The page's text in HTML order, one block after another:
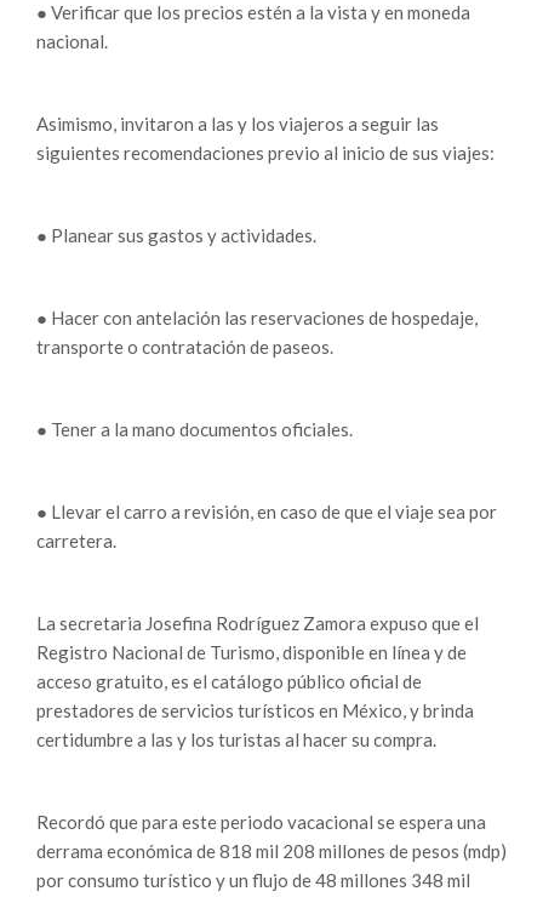
● Verificar que los precios estén a la vista y en moneda
nacional.
Asimismo, invitaron a las y los viajeros a seguir las
siguientes recomendaciones previo al inicio de sus viajes:
● Planear sus gastos y actividades.
● Hacer con antelación las reservaciones de hospedaje,
transporte o contratación de paseos.
● Tener a la mano documentos oficiales.
● Llevar el carro a revisión, en caso de que el viaje sea por
carretera.
La secretaria Josefina Rodríguez Zamora expuso que el
Registro Nacional de Turismo, disponible en línea y de
acceso gratuito, es el catálogo público oficial de
prestadores de servicios turísticos en México, y brinda
certidumbre a las y los turistas al hacer su compra.
Recordó que para este periodo vacacional se espera una
derrama económica de 818 mil 208 millones de pesos (mdp)
por consumo turístico y un flujo de 48 millones 348 mil